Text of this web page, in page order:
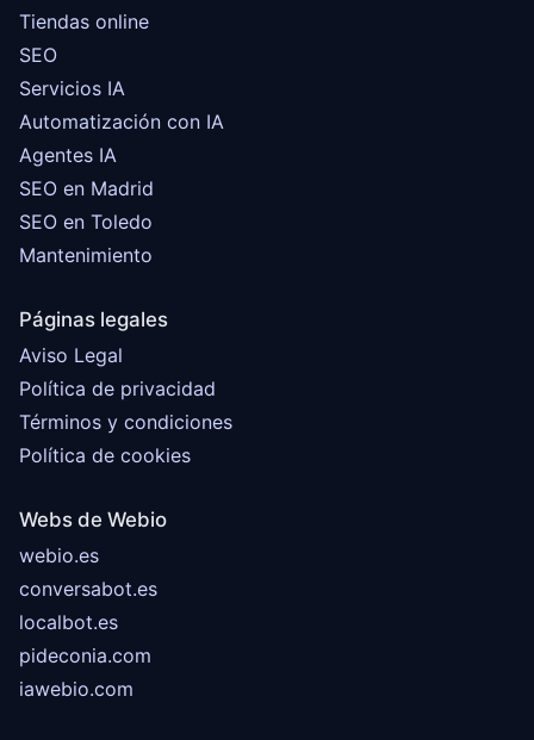
Tiendas online
SEO
Servicios IA
Automatización con IA
Agentes IA
SEO en Madrid
SEO en Toledo
Mantenimiento
Páginas legales
Aviso Legal
Política de privacidad
Términos y condiciones
Política de cookies
Webs de Webio
webio.es
conversabot.es
localbot.es
pideconia.com
iawebio.com